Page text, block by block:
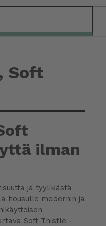
Soft
ilman
ja tyylikästä
housulle modernin ja
Soft Thistle -